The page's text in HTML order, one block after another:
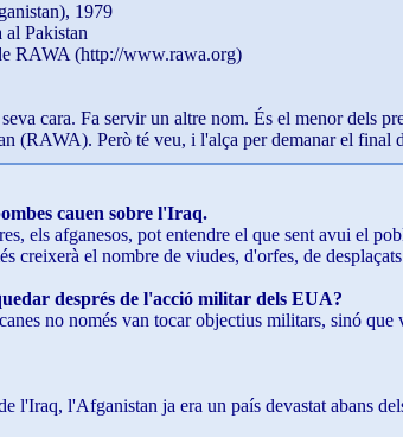
1979
al Pakistan
RAWA (http://www.rawa.org)
cara. Fa servir un altre nom. És el menor dels
(RAWA). Però té veu, i l'alça per demanar el final
cauen sobre l'Iraq.
els afganesos, pot entendre el que sent avui el
creixerà el nombre de viudes, d'orfes, de
després de l'acció militar dels EUA?
no només van tocar objectius militars, sinó
l'Iraq, l'Afganistan ja era un país devastat abans